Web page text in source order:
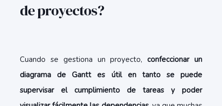
de proyectos?
Cuando se gestiona un proyecto,confeccionar un
diagrama de Gantt es útil en tanto se puede
supervisar el cumplimiento de tareas y poder